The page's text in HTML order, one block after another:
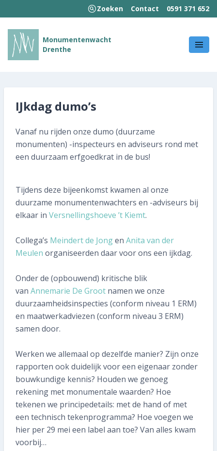
Zoeken Contact 0591 371 652
Monumentenwacht
Drenthe
IJkdag dumo’s
Vanaf nu rijden onze dumo (duurzame
monumenten) -inspecteurs en adviseurs rond met
een duurzaam erfgoedkrat in de bus!
Tijdens deze bijeenkomst kwamen al onze
duurzame monumentenwachters en -adviseurs bij
elkaar in Versnellingshoeve ’t Kiemt.
Collega’s Meindert de Jongen Anita van der
Meulen organiseerden daar voor ons een ijkdag.
Onder de (opbouwend) kritische blik
van Annemarie De Groot namen we onze
duurzaamheidsinspecties (conform niveau 1 ERM)
en maatwerkadviezen (conform niveau 3 ERM)
samen door.
Werken we allemaal op dezelfde manier? Zijn onze
rapporten ook duidelijk voor een eigenaar zonder
bouwkundige kennis? Houden we genoeg
rekening met monumentale waarden? Hoe
tekenen we principedetails: met de hand of met
een technisch tekenprogramma? Hoe voegen we
hier per 29 mei een label aan toe? Van alles kwam
voorbij…
MENU
Wat we doen
Hoe wij werken
Kennisbank
Contact
0591 371 652
SNEL REGELEN
Volgende inspectie plannen
Aan- of verkoopinspectie plannen
Mijn gegevens wijzigen
Veelgestelde vragen
TIP voor ons!
Aanmelden nieuwsbrief